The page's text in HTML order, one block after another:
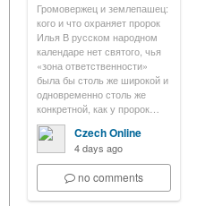
Громовержец и землепашец:
кого и что охраняет пророк
Илья В русском народном
календаре нет святого, чья
«зона ответственности»
была бы столь же широкой и
одновременно столь же
конкретной, как у пророк…
Czech Online
4 days ago
no comments